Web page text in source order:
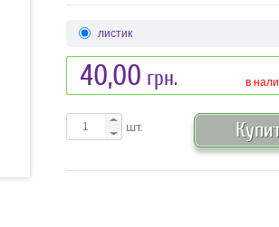
листик
40,00 грн.
в
шт.